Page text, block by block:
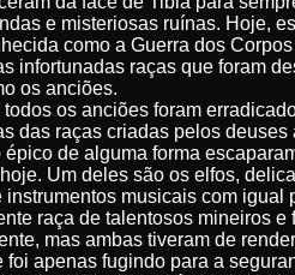
e misteriosas ruínas. Hoje,
como a Guerra dos
infortunadas raças que foram
os anciões.
todos os anciões foram
das raças criadas pelos
épico de alguma forma
Um deles são os elfos,
instrumentos musicais com igual
raça de talentosos mineiros e
mas ambas tiveram de
foi apenas fugindo para a